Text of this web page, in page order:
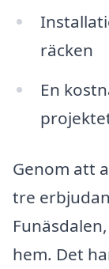
räcken
En
Genom att
tre
hem. Det